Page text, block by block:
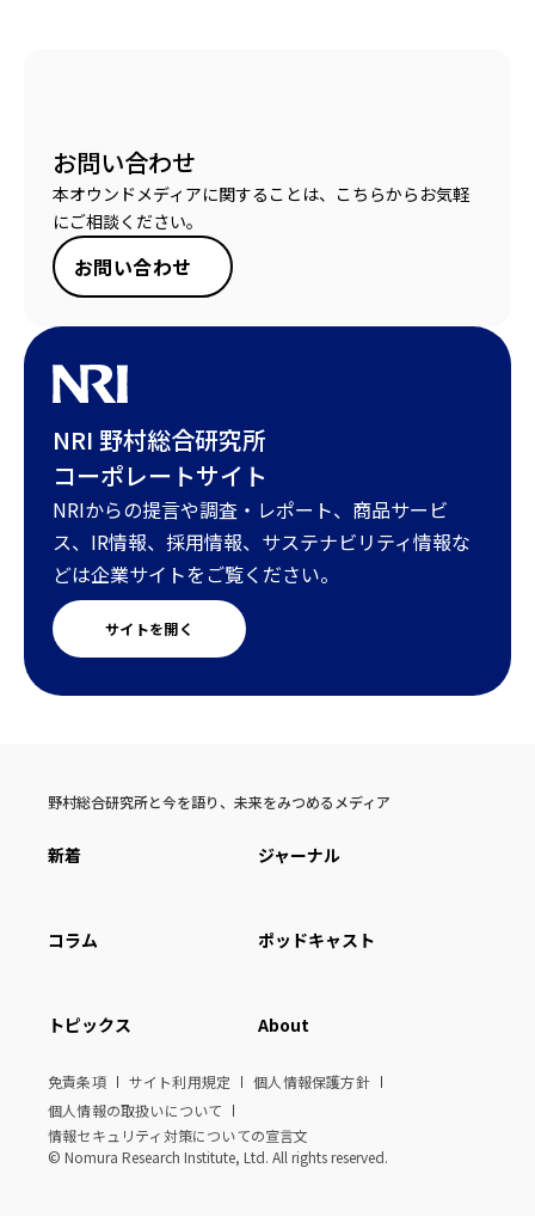
お問い合わせ
本オウンドメディアに関することは、こちらからお気軽
にご相談ください。
お問い合わせ
NRI 野村総合研究所
コーポレートサイト
NRIからの提言や調査・レポート、商品サービ
ス、IR情報、採用情報、サステナビリティ情報な
どは企業サイトをご覧ください。
サイトを開く
野村総合研究所と今を語り、未来をみつめるメディア
新着 ジャーナル
コラム ポッドキャスト
トピックス About
免責条項 サイト利用規定
個人情報保護方針
個人情報の取扱いについて
情報セキュリティ対策についての宣言文
© Nomura Research Institute, Ltd. All rights reserved.